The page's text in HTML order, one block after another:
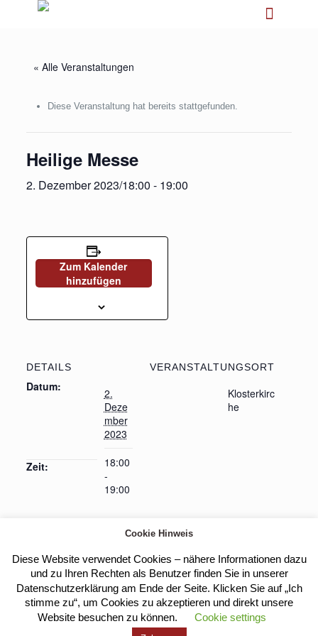
« Alle Veranstaltungen
Diese Veranstaltung hat bereits stattgefunden.
Heilige Messe
2. Dezember 2023/18:00 - 19:00
Zum Kalender
hinzufügen
DETAILS
Datum:
2.
Deze
mber
2023
Zeit:
18:00
-
19:00
VERANSTALTUNGSORT
Klosterkirc
he
Fortbildung des Behinderten- und
Rehasportverbandes Saar
Heilige
Messe
Kloster Heilig Kreuz |Impressum
Cookie Hinweis
Diese Website verwendet Cookies – nähere Informationen dazu
und zu Ihren Rechten als Benutzer finden Sie in unserer
Datenschutzerklärung am Ende der Seite. Klicken Sie auf „Ich
stimme zu“, um Cookies zu akzeptieren und direkt unsere
Website besuchen zu können.
Cookie settings